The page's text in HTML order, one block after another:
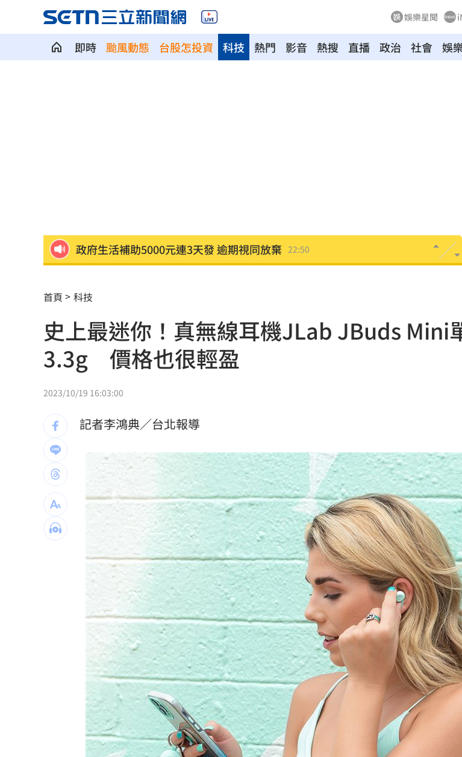
娛樂星聞
即時 颱風動態 台股怎投資 熱門 影音 熱搜 直播 政治 社會 娛
科技
宏碁發現兆基管理缺失 辭董座撤出經營層 22:48
金雞母獲利全開！玉山金前7月刷新紀錄
首度首局獲支援 布雷克卻評球威僅D等級
男性半夜痠痛「2徵兆」恐已攝護腺癌晚期
100%果汁也傷身？研究：高血壓風險增35%
中借颱風稱對台灣海峽交管 海巡署譴責
獨／宿霧玩「巨人盪鞦韆」慘撞柱腦震盪 22:24
MVP舞台帶上女兒同歡 艾菩樂盼記得台灣 22:23
陳傑憲猛打助2連勝 餅總卻虧「做蠢事」 22:14
又有苦茶油苯駢芘超標 218瓶全面追查 22:13
白海豚「海警範圍擴大」 這地恐豪雨炸2天 22:09
桃猿洋將2投2打爭一軍 艾菩樂認良性競爭 22:06
台灣彩券開獎直播中 20:31
LIVE三立+24小時直播 15:27
三立iNEWS新聞台線上直播 18:00
商場戰國來臨 台中「頂奢大道」逐漸成形 12:00
台彩父親節推新刮刮樂千萬頭獎超「爸」氣 12:00
首頁 科技
史上最迷你！真無線耳機JLab JBuds Mini
3.3g 價格也很輕盈
2023/10/19 16:03:00
記者李鴻典／台北報導